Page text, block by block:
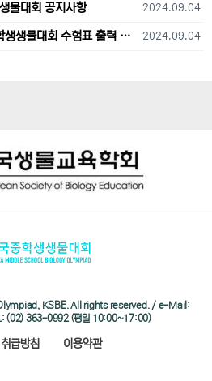
물대회 공지사항 2024.09.04
표 출력 및 고사장 오시는 길 안내 2024.09.04
KSBE. All rights reserved. / e-Mail:
(02) 363-0992 (평일 10:00~17:00)
급방침 이용약관